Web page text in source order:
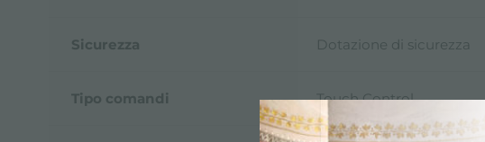
Sicurezza Dotazione di sicurezza
Tipo comandi Touch Control